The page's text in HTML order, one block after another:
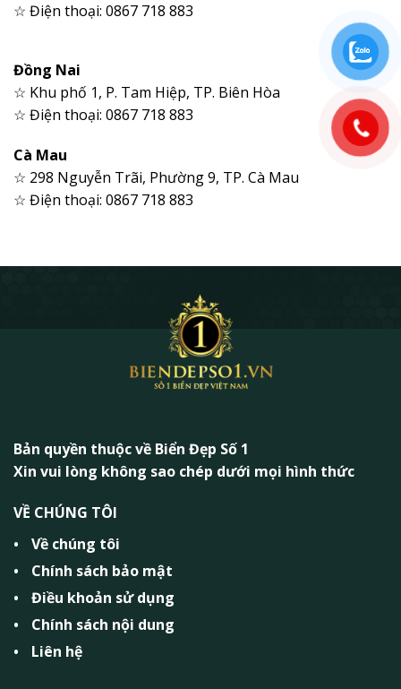
☆ Điện thoại: 0867 718 883
Đồng Nai
☆ Khu phố 1, P. Tam Hiệp, TP. Biên Hòa
☆ Điện thoại: 0867 718 883
Cà Mau
☆ 298 Nguyễn Trãi, Phường 9, TP. Cà Mau
☆ Điện thoại: 0867 718 883
Bản quyền thuộc về Biển Đẹp Số 1
Xin vui lòng không sao chép dưới mọi hình thức
VỀ CHÚNG TÔI
Về chúng tôi
Chính sách bảo mật
Điều khoản sử dụng
Chính sách nội dung
Liên hệ